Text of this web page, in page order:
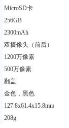
MicroSD卡
256GB
2300mAh
双摄像头（前后）
1200万像素
500万像素
翻盖
金色，黑色
127.8x61.4x15.8mm
208g